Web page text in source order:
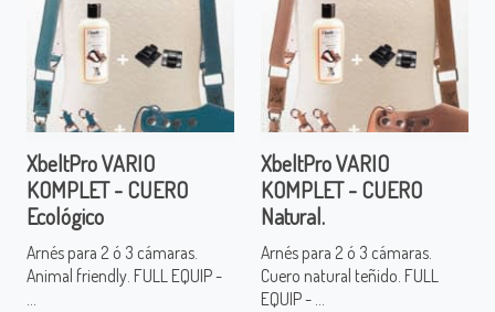
XbeltPro VARIO
KOMPLET - CUERO
Ecológico
Arnés para 2 ó 3 cámaras.
Animal friendly. FULL EQUIP -
...
XbeltPro VARIO
KOMPLET - CUERO
Natural.
Arnés para 2 ó 3 cámaras.
Cuero natural teñido. FULL
EQUIP - ...